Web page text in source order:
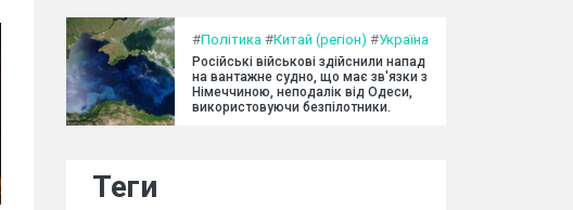
#Політика #Китай (регіон) #Україна
Російські військові здійснили напад
на вантажне судно, що має зв'язки з
Німеччиною, неподалік від Одеси,
використовуючи безпілотники.
Теги